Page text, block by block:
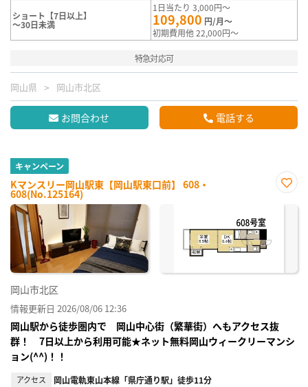
ショート【7日以上】
～30日未満
1日当たり 3,000円～
109,800 円/月～
初期費用他 22,000円～
特急対応可
岡山県 岡山市北区
お問合わせ 電話する
キャンペーン
Kマンスリー岡山駅東【岡山駅東口前】 608・
608(No.125164)
に入
岡山市北区
情報更新日 2026/08/06 12:36
岡山駅から徒歩圏内で 岡山中心街（繁華街）へもアクセス抜
群！ 7日以上から利用可能★ネット無料岡山ウィークリーマンシ
ョン(^^)！！
アクセス 岡山電軌東山本線「県庁通り駅」徒歩11分